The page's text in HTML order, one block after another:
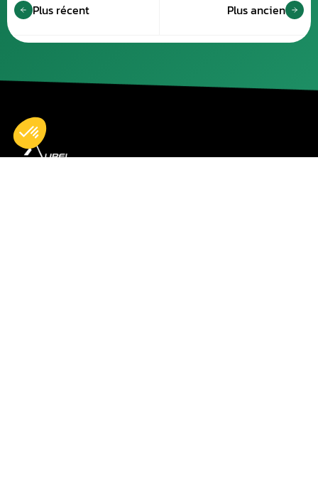
Plus récent Plus ancien